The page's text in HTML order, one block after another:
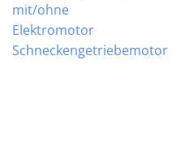
mit/ohne
Elektromotor
Schneckengetriebemotor